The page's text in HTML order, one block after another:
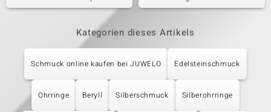
Kategorien dieses Artikels
Schmuck online kaufen bei JUWELO Edelsteinschmuck
Ohrringe Beryll Silberschmuck Silberohrringe